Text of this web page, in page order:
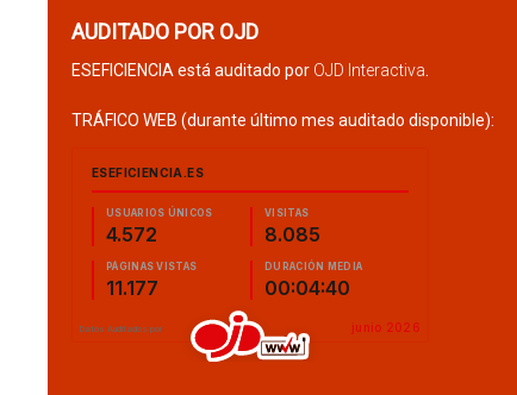
AUDITADO POR OJD
ESEFICIENCIA está auditado por OJD Interactiva
TRÁFICO WEB (durante último mes auditado disponible):